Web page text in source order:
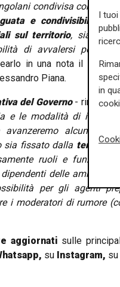
condivisa con il
e condivisibile
sul territorio, sia negli
di avvalersi perfino
in una nota il vice
Piana.
del Governo- rimarca
e le modalità di
alcuni
sia fissato dalla terza
ruoli e funzioni
delle
per gli agenti
i moderatori di rumore
aggiornati sulle
su Instagram, su
I
in